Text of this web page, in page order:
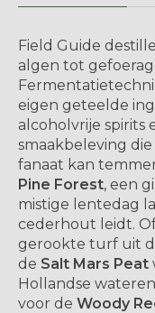
Field Guide
algen tot
eigen geteelde
alcoholvrije spirits
smaakbeleving
fanaat kan
Pine Forest, een
mistige lentedag
cederhout leidt.
gerookte turf uit
de Salt Mars Peat
Hollandse
voor de Woody